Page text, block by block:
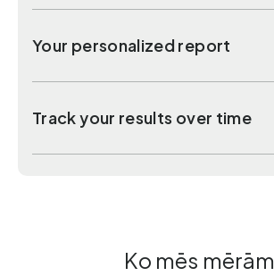
Your personalized report
Track your results over time
Ko mēs mērām